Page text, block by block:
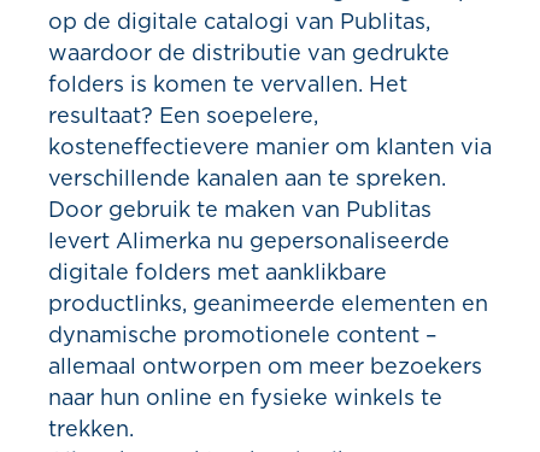
op de digitale catalogi van Publitas,
waardoor de distributie van gedrukte
folders is komen te vervallen. Het
resultaat? Een soepelere,
kosteneffectievere manier om klanten via
verschillende kanalen aan te spreken.
Door gebruik te maken van Publitas
levert Alimerka nu gepersonaliseerde
digitale folders met aanklikbare
productlinks, geanimeerde elementen en
dynamische promotionele content –
allemaal ontworpen om meer bezoekers
naar hun online en fysieke winkels te
trekken.